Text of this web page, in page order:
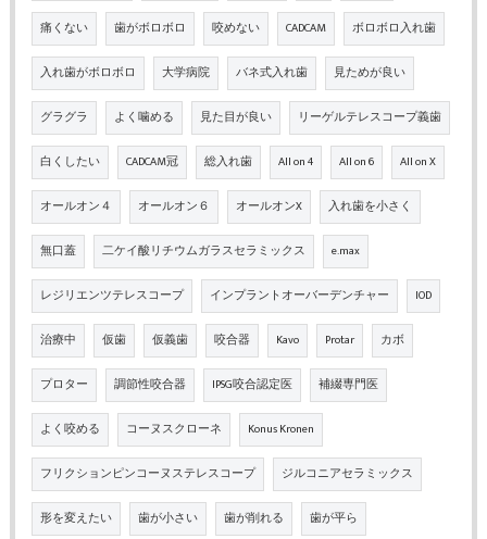
痛くない 歯がボロボロ 咬めない CADCAM ボロボロ入れ歯
入れ歯がボロボロ 大学病院 バネ式入れ歯 見ためが良い
グラグラ よく噛める 見た目が良い リーゲルテレスコープ義歯
白くしたい CADCAM冠 総入れ歯 All on 4 All on 6 All on X
オールオン４ オールオン６ オールオンX 入れ歯を小さく
無口蓋 二ケイ酸リチウムガラスセラミックス e.max
レジリエンツテレスコープ インプラントオーバーデンチャー IOD
治療中 仮歯 仮義歯 咬合器 Kavo Protar カボ
プロター 調節性咬合器 IPSG咬合認定医 補綴専門医
よく咬める コーヌスクローネ Konus Kronen
フリクションピンコーヌステレスコープ ジルコニアセラミックス
形を変えたい 歯が小さい 歯が削れる 歯が平ら